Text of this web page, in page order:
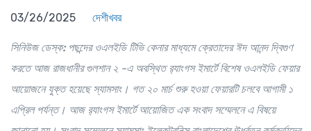
03/26/2025 দেশীখবর
সিনিউজ ডেস্ক:পছন্দের ওএলইডি টিভি কেনার মাধ্যমে ক্রেতাদের ঈদ আনন্দ দ্বিগুণ
করতে আজ রাজধানীর গুলশান ২ -এ অবস্থিত র‌্যাংগস ইমার্টে বিশেষ ওএলইডি ফেয়ার
আয়োজনে যুক্ত হয়েছে স্যামসাং। গত ২০ মার্চ শুরু হওয়া ফেয়ারটি চলবে আগামী ১
এপ্রিল পর্যন্ত। আজ র‍্যাংগস ইমার্টে আয়োজিত এক সংবাদ সম্মেলনে এ বিষয়ে